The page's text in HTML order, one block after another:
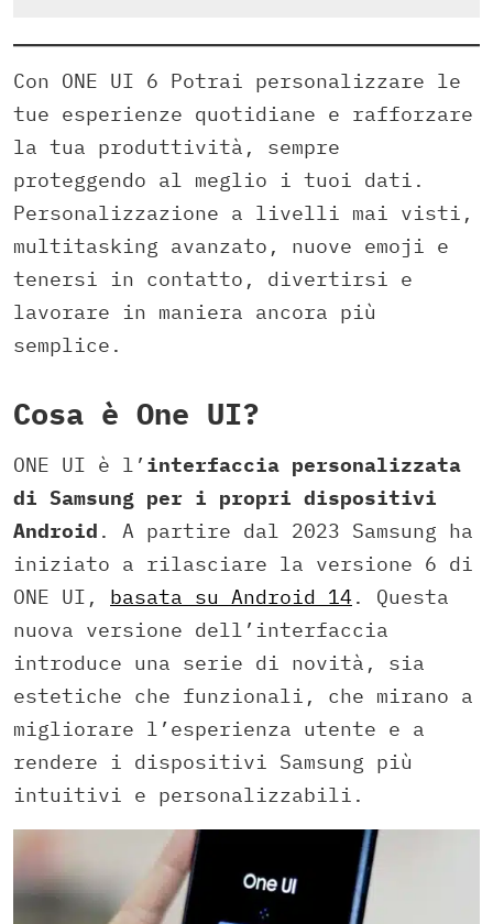
Con ONE UI 6 Potrai personalizzare le
tue esperienze quotidiane e rafforzare
la tua produttività, sempre
proteggendo al meglio i tuoi dati.
Personalizzazione a livelli mai visti,
multitasking avanzato, nuove emoji e
tenersi in contatto, divertirsi e
lavorare in maniera ancora più
semplice.
Cosa è One UI?
ONE UI è l’ interfaccia personalizzata
di Samsung per i propri dispositivi
Android . A partire dal 2023 Samsung ha
iniziato a rilasciare la versione 6 di
ONE UI, basata su Android 14. Questa
nuova versione dell’interfaccia
introduce una serie di novità, sia
estetiche che funzionali, che mirano a
migliorare l’esperienza utente e a
rendere i dispositivi Samsung più
intuitivi e personalizzabili.